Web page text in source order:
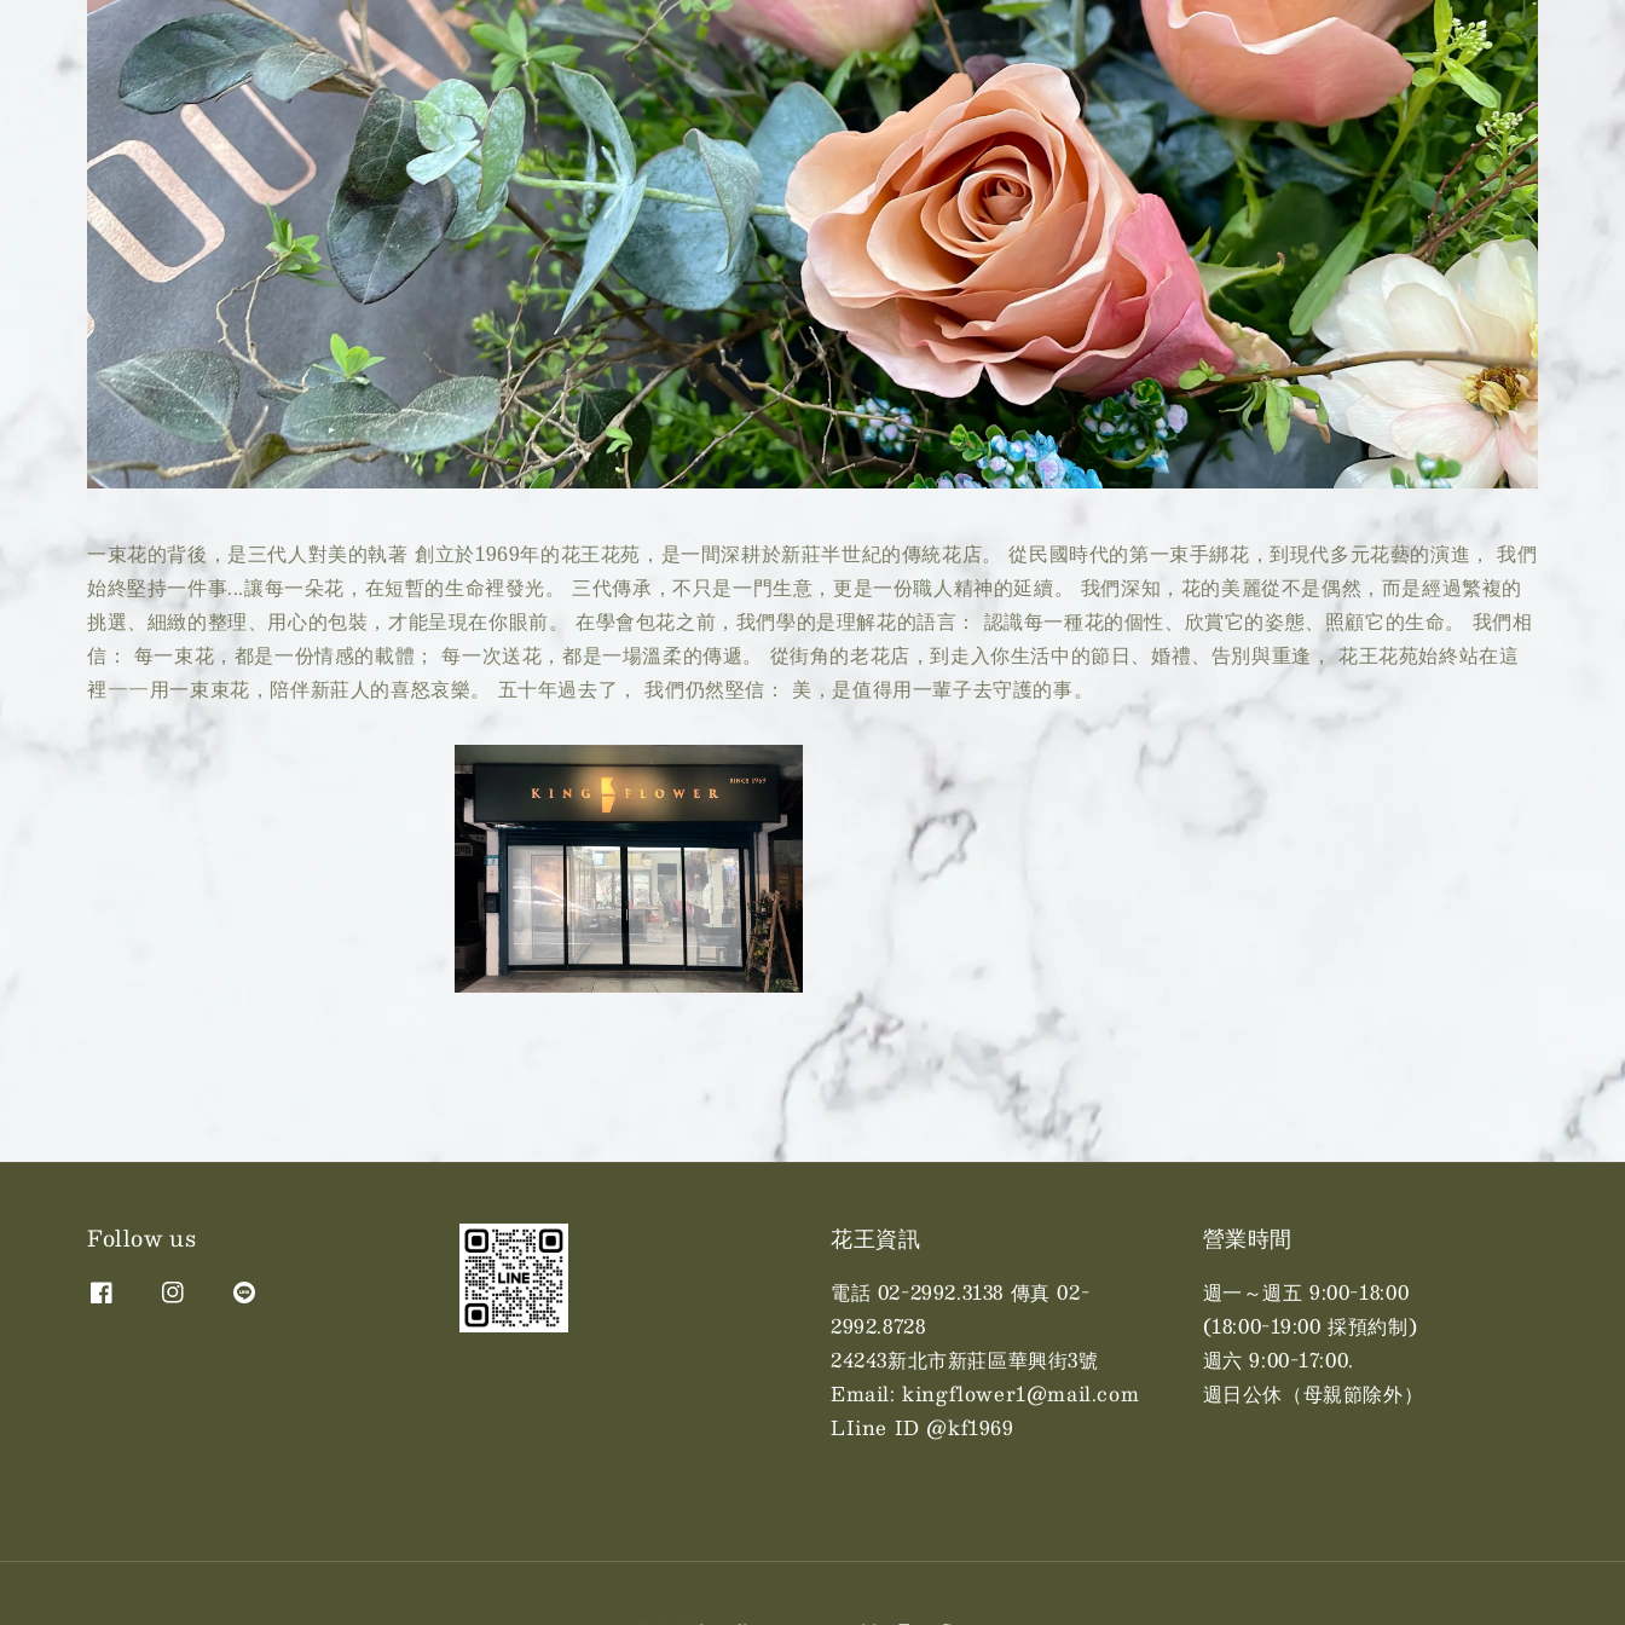
一束花的背後，是三代人對美的執著 創立於1969年的花王花苑，是一間深耕於新莊半世紀的傳統花店。 從民國時代的第一束手綁花，到現代多元花藝的演進， 我們
始終堅持一件事...讓每一朵花，在短暫的生命裡發光。 三代傳承，不只是一門生意，更是一份職人精神的延續。 我們深知，花的美麗從不是偶然，而是經過繁複的
挑選、細緻的整理、用心的包裝，才能呈現在你眼前。 在學會包花之前，我們學的是理解花的語言： 認識每一種花的個性、欣賞它的姿態、照顧它的生命。 我們相
信： 每一束花，都是一份情感的載體； 每一次送花，都是一場溫柔的傳遞。 從街角的老花店，到走入你生活中的節日、婚禮、告別與重逢， 花王花苑始終站在這
裡——用一束束花，陪伴新莊人的喜怒哀樂。 五十年過去了， 我們仍然堅信： 美，是值得用一輩子去守護的事。
Follow us 花王資訊
電話 02-2992.3138 傳真 02-
2992.8728
24243新北市新莊區華興街3號
Email: kingflower1@mail.com
LIine ID @kf1969
營業時間
週一～週五 9:00-18:00
(18:00-19:00 採預約制)
週六 9:00-17:00. ​​
週日公休（母親節除外）